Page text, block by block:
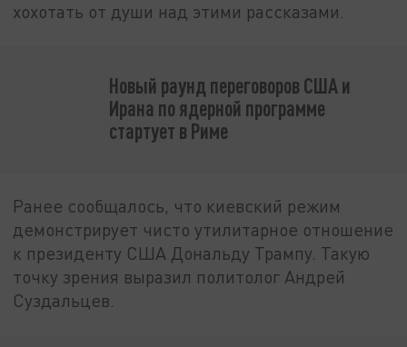
хохотать от души над этими рассказами.
Новый раунд переговоров США и
Ирана по ядерной программе
стартует в Риме
Ранее сообщалось, что киевский режим
демонстрирует чисто утилитарное отношение
к президенту США Дональду Трампу. Такую
точку зрения выразил политолог Андрей
Суздальцев.